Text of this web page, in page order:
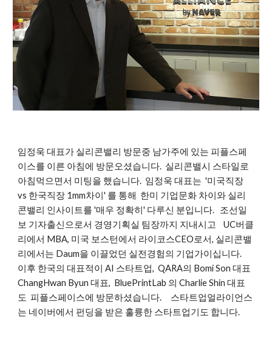
임정욱 대표가 실리콘밸리 방문중 남가주에 있는 피플스페
이스를 이른 아침에 방문오셨습니다. 실리콘밸시 스타일로
아침먹으면서 미팅을 했습니다. 임정욱 대표는 '미국직장
vs 한국직장 1mm차이' 를 통해 한미 기업문화 차이와 실리
콘밸리 인사이트를 '매우 정확히' 다루신 분입니다. 조선일
보 기자출신으로서 경영기획실 팀장까지 지내시고 UC버클
리에서 MBA, 미국 보스턴에서 라이코스CEO로서, 실리콘밸
리에서는 Daum을 이끌었던 실전경험의 기업가이십니다.
이후 한국의 대표적이 AI 스타트업, QARA의 Bomi Son 대표
ChangHwan Byun 대표, BluePrintLab 의 Charlie Shin 대표
도 피플스페이스에 방문하셨습니다. 스타트업얼라이언스
는 네이버에서 펀딩을 받은 훌륭한 스타트업기도 합니다.